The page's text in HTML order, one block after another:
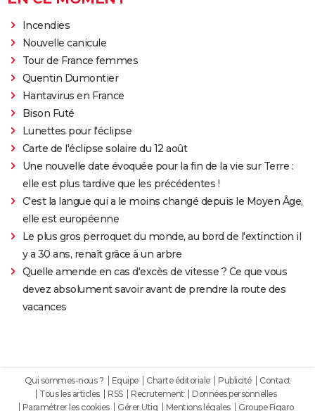
Incendies
Nouvelle canicule
Tour de France femmes
Quentin Dumontier
Hantavirus en France
Bison Futé
Lunettes pour l'éclipse
Carte de l'éclipse solaire du 12 août
Une nouvelle date évoquée pour la fin de la vie sur Terre :
elle est plus tardive que les précédentes !
C'est la langue qui a le moins changé depuis le Moyen Âge,
elle est européenne
Le plus gros perroquet du monde, au bord de l'extinction il
y a 30 ans, renaît grâce à un arbre
Quelle amende en cas d'excès de vitesse ? Ce que vous
devez absolument savoir avant de prendre la route des
vacances
Qui sommes-nous ? Equipe Charte éditoriale Publicité
Contact
Tous les articles
RSS Recrutement
Données personnelles
Paramétrer les cookies
Gérer Utiq Mentions légales Groupe Figaro